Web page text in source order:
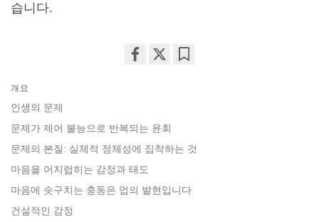
습니다.
개요
인생의 문제
문제가 제어 불능으로 반복되는 윤회
문제의 본질: 실체적 정체성에 집착하는 것
마음을 어지럽히는 감정과 태도
마음에 솟구치는 충동은 업의 발현입니다
건설적인 감정